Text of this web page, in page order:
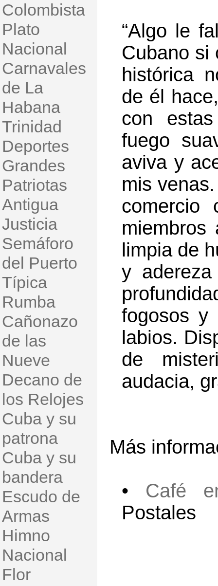
Colombista
Plato
Nacional
Carnavales
de La
Habana
Trinidad
Deportes
Grandes
Patriotas
Antigua
Justicia
Semáforo
del Puerto
Típica
Rumba
Cañonazo
de las
Nueve
Decano de
los Relojes
Cuba y su
patrona
Cuba y su
bandera
Escudo de
Armas
Himno
Nacional
Flor
“Algo le
Cubano si
histórica
de él
con
fuego
aviva y
mis
comercio
limpia de
y
fogosos y
labios.
de
audacia,
Más
• Café
Postales